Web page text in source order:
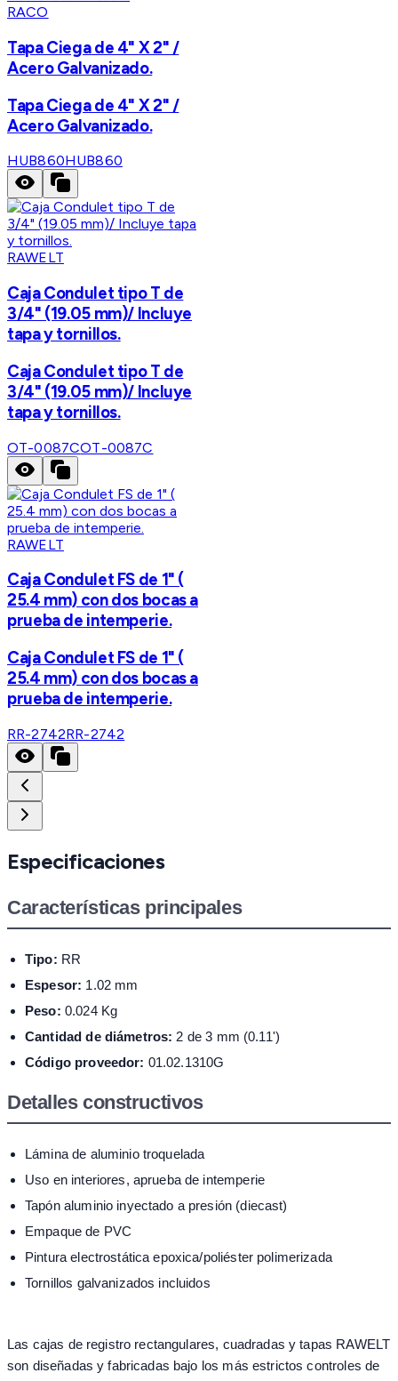
RACO
Tapa Ciega de 4" X 2" /
Acero Galvanizado.
Tapa Ciega de 4" X 2" /
Acero Galvanizado.
HUB860HUB860
RAWELT
Caja Condulet tipo T de
3/4" (19.05 mm)/ Incluye
tapa y tornillos.
Caja Condulet tipo T de
3/4" (19.05 mm)/ Incluye
tapa y tornillos.
OT-0087COT-0087C
RAWELT
Caja Condulet FS de 1" (
25.4 mm) con dos bocas a
prueba de intemperie.
Caja Condulet FS de 1" (
25.4 mm) con dos bocas a
prueba de intemperie.
RR-2742RR-2742
Especificaciones
Características principales
Tipo: RR
Espesor: 1.02 mm
Peso: 0.024 Kg
Cantidad de diámetros: 2 de 3 mm (0.11')
Código proveedor: 01.02.1310G
Detalles constructivos
Lámina de aluminio troquelada
Uso en interiores, aprueba de intemperie
Tapón aluminio inyectado a presión (diecast)
Empaque de PVC
Pintura electrostática epoxica/poliéster polimerizada
Tornillos galvanizados incluidos
Las cajas de registro rectangulares, cuadradas y tapas RAWELT
son diseñadas y fabricadas bajo los más estrictos controles de